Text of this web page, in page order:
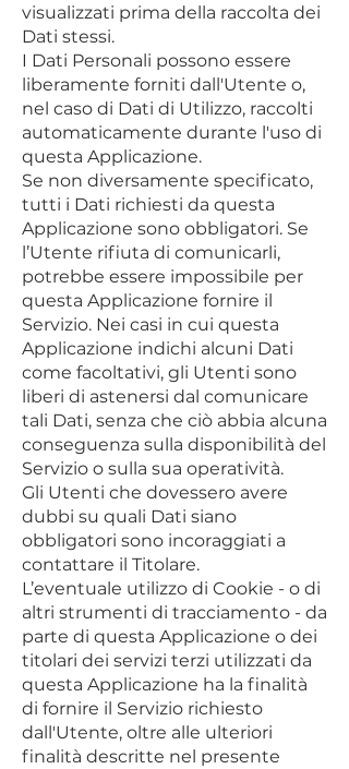
visualizzati prima della raccolta dei
Dati stessi.
I Dati Personali possono essere
liberamente forniti dall'Utente o,
nel caso di Dati di Utilizzo, raccolti
automaticamente durante l'uso di
questa Applicazione.
Se non diversamente specificato,
tutti i Dati richiesti da questa
Applicazione sono obbligatori. Se
l’Utente rifiuta di comunicarli,
potrebbe essere impossibile per
questa Applicazione fornire il
Servizio. Nei casi in cui questa
Applicazione indichi alcuni Dati
come facoltativi, gli Utenti sono
liberi di astenersi dal comunicare
tali Dati, senza che ciò abbia alcuna
conseguenza sulla disponibilità del
Servizio o sulla sua operatività.
Gli Utenti che dovessero avere
dubbi su quali Dati siano
obbligatori sono incoraggiati a
contattare il Titolare.
L’eventuale utilizzo di Cookie - o di
altri strumenti di tracciamento - da
parte di questa Applicazione o dei
titolari dei servizi terzi utilizzati da
questa Applicazione ha la finalità
di fornire il Servizio richiesto
dall'Utente, oltre alle ulteriori
finalità descritte nel presente